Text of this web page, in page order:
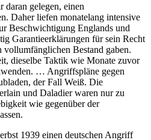
daran gelegen, einen
Daher liefen monatelang intensive
Beschwichtigung Englands und
Garantieerklärungen für sein Recht
vollumfänglichen Bestand gaben.
dieselbe Taktik wie Monate zuvor
… Angriffspläne gegen
der Fall Weiß. Die
und Daladier waren nur zu
wie gegenüber der
1939 einen deutschen Angriff